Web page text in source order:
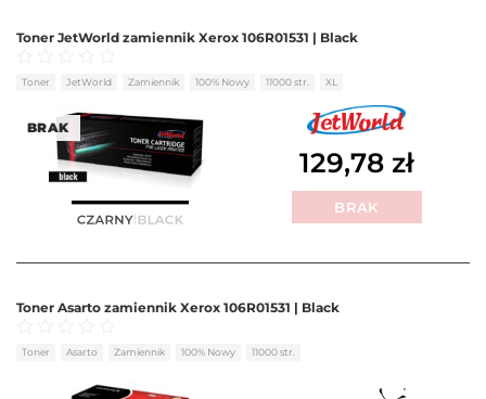
BRAK
Toner JetWorld zamiennik Xerox 106R01531 | Black
Oceniono na 5
Toner JetWorld Zamiennik 100% Nowy 11000 str. XL
129,78 zł
BRAK
Toner Asarto zamiennik Xerox 106R01531 | Black
Oceniono 0na 5
Toner Asarto Zamiennik 100% Nowy 11000 str.